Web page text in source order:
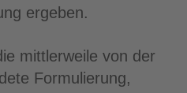
ergeben.
mittlerweile von der
Formulierung,